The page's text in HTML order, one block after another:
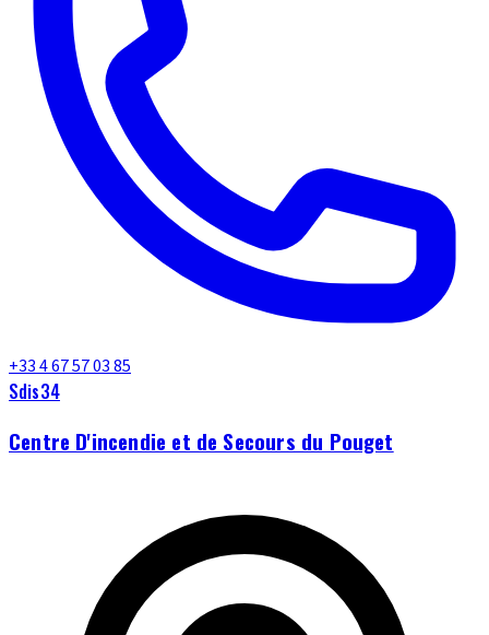
+33 4 67 57 03 85
Sdis34
Centre D'incendie et de Secours du Pouget